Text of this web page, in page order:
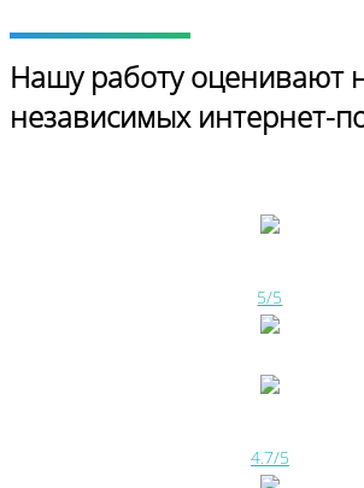
Нашу работу оценивают
независимых интернет-
5/5
4.7/5